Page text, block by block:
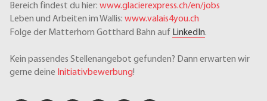
Bereich findest du hier: www.glacierexpress.ch/en/jobs
Leben und Arbeiten im Wallis: www.valais4you.ch
Folge der Matterhorn Gotthard Bahn auf LinkedIn.
Kein passendes Stellenangebot gefunden? Dann erwarten wir
gerne deine Initiativbewerbung!